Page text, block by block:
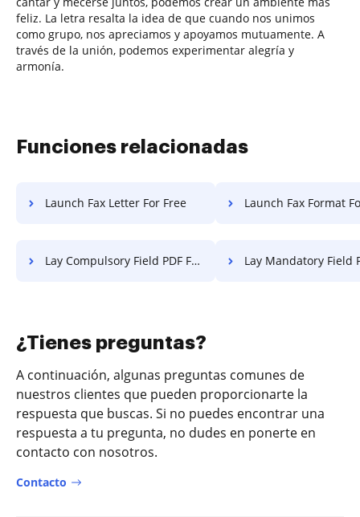
feliz. La letra resalta la idea de que cuando nos unimos
como grupo, nos apreciamos y apoyamos mutuamente. A
través de la unión, podemos experimentar alegría y
armonía.
Funciones relacionadas
Launch Fax Letter For Free Launch Fax Format
Lay Compulsory Field PDF For Free Lay Mandatory Field PDF
¿Tienes preguntas?
A continuación, algunas preguntas comunes de
nuestros clientes que pueden proporcionarte la
respuesta que buscas. Si no puedes encontrar una
respuesta a tu pregunta, no dudes en ponerte en
contacto con nosotros.
Contacto